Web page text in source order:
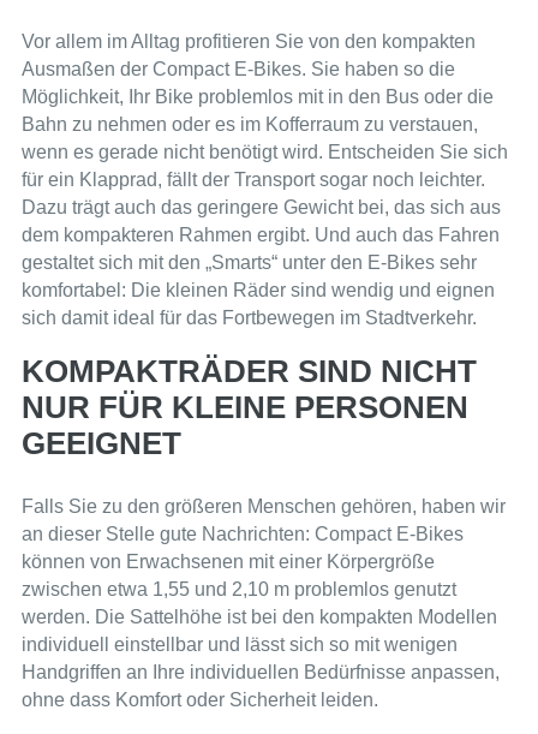
Vor allem im Alltag profitieren Sie von den kompakten
Ausmaßen der Compact E-Bikes. Sie haben so die
Möglichkeit, Ihr Bike problemlos mit in den Bus oder die
Bahn zu nehmen oder es im Kofferraum zu verstauen,
wenn es gerade nicht benötigt wird. Entscheiden Sie sich
für ein Klapprad, fällt der Transport sogar noch leichter.
Dazu trägt auch das geringere Gewicht bei, das sich aus
dem kompakteren Rahmen ergibt. Und auch das Fahren
gestaltet sich mit den „Smarts“ unter den E-Bikes sehr
komfortabel: Die kleinen Räder sind wendig und eignen
sich damit ideal für das Fortbewegen im Stadtverkehr.
KOMPAKTRÄDER SIND NICHT
NUR FÜR KLEINE PERSONEN
GEEIGNET
Falls Sie zu den größeren Menschen gehören, haben wir
an dieser Stelle gute Nachrichten: Compact E-Bikes
können von Erwachsenen mit einer Körpergröße
zwischen etwa 1,55 und 2,10 m problemlos genutzt
werden. Die Sattelhöhe ist bei den kompakten Modellen
individuell einstellbar und lässt sich so mit wenigen
Handgriffen an Ihre individuellen Bedürfnisse anpassen,
ohne dass Komfort oder Sicherheit leiden.